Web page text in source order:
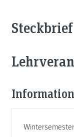
Steckbrief